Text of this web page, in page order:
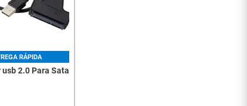
RÁPIDA
2.0 Para Sata